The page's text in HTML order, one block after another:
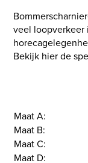
veel loopverkeer
Bekijk hier de
Maat A:
Maat B:
Maat C:
Maat D: